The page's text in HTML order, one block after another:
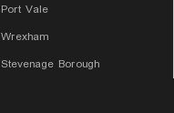
Port Vale
Wrexham
Stevenage Borough